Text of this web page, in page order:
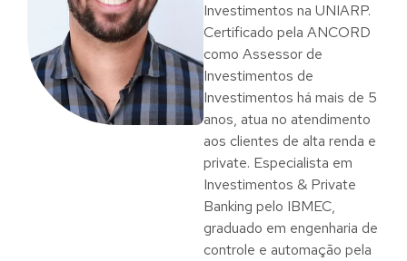
Investimentos na UNIARP.
Certificado pela ANCORD
como Assessor de
Investimentos de
Investimentos há mais de 5
anos, atua no atendimento
aos clientes de alta renda e
private. Especialista em
Investimentos & Private
Banking pelo IBMEC,
graduado em engenharia de
controle e automação pela